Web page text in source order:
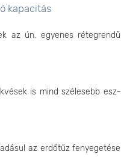
kapacitás
az ún. egyenes rétegrendű
is mind szélesebb esz-
az erdőtűz fenyegetése